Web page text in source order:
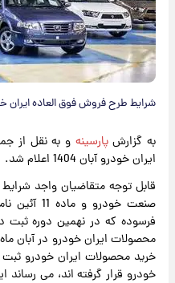
شرایط طرح فروش فوق العاده ایران خودرو آبان
به گزارشپارسینه و به نقل از
ایران خودرو آبان 1404 اعلام شد.
صنعت
فرسوده که در نهمین دوره ثبت
خرید محصولات ایران خودرو ثبت